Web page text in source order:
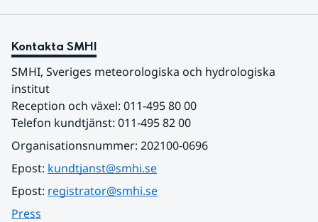
Kontakta SMHI
SMHI, Sveriges meteorologiska och hydrologiska
institut
Reception och växel: 011-495 80 00
Telefon kundtjänst: 011-495 82 00
Organisationsnummer: 202100-0696
Epost: kundtjanst@smhi.se
Epost: registrator@smhi.se
Press